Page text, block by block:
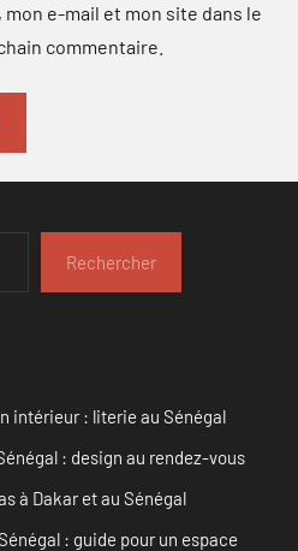
e-mail et mon site dans le
commentaire.
Rechercher
intérieur : literie au Sénégal
: design au rendez-vous
à Dakar et au Sénégal
: guide pour un espace